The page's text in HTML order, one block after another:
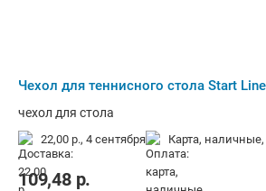
Чехол для теннисного стола Start
чехол для стола
22,00 р., 4 сентября карта,
109,48р.